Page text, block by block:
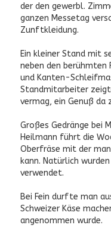
der den gewerbl.
ganzen Messetag
Zunftkleidung.
Ein kleiner Stand mit
neben den berühmten
und Kanten-
Standmitarbeiter
vermag, ein Genuß da
Großes Gedränge bei
Heilmann führt die
Oberfräse mit der
kann. Natürlich
verwendet.
Bei Fein durfte man
Schweizer Käse
angenommen wurde.